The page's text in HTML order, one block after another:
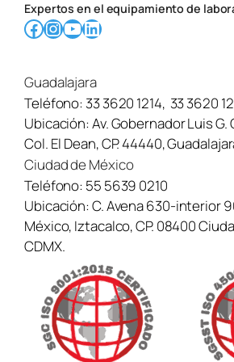
Expertos en el equipamiento de
Facebook InstagramYouTube LinkedIn
Guadalajara
Teléfono:33 3620 1214, 33 3620
Ubicación:Av. Gobernador Luis
Col. El Dean, CP. 44440,
Ciudad de México
Teléfono: 55 5639 0210
Ubicación:C. Avena 630-interior
México, Iztacalco, CP. 08400
CDMX.